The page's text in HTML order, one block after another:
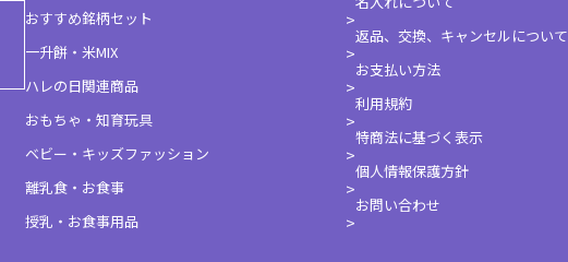
おすすめ銘柄セット
一升餅・米MIX
ハレの日関連商品
おもちゃ・知育玩具
ベビー・キッズファッション
離乳食・お食事
授乳・お食事用品
返品、交換、キャンセルについて
お支払い方法
利用規約
特商法に基づく表示
個人情報保護方針
お問い合わせ